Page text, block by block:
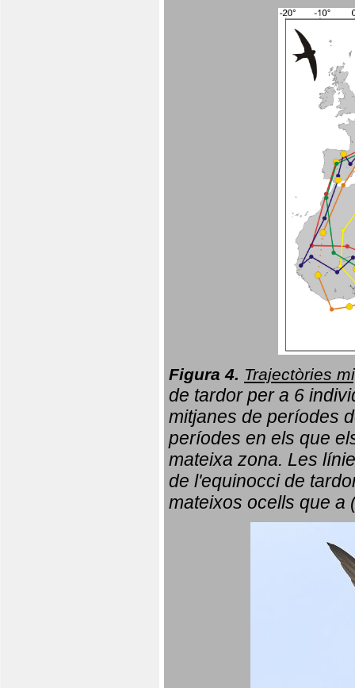
Figura 4. Trajectòries
de tardor per a 6
mitjanes de períodes
períodes en els que
mateixa zona. Les
de l'equinocci de
mateixos ocells que a